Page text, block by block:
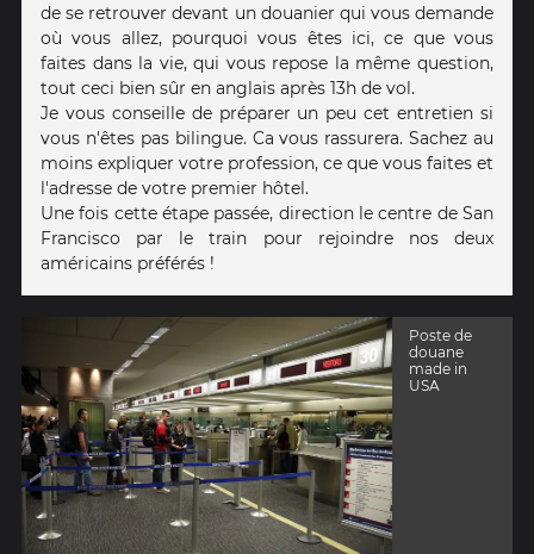
de se retrouver devant un douanier qui vous demande
où vous allez, pourquoi vous êtes ici, ce que vous
faites dans la vie, qui vous repose la même question,
tout ceci bien sûr en anglais après 13h de vol.
Je vous conseille de préparer un peu cet entretien si
vous n'êtes pas bilingue. Ca vous rassurera. Sachez au
moins expliquer votre profession, ce que vous faites et
l'adresse de votre premier hôtel.
Une fois cette étape passée, direction le centre de San
Francisco par le train pour rejoindre nos deux
américains préférés !
Poste de
douane
made in
USA